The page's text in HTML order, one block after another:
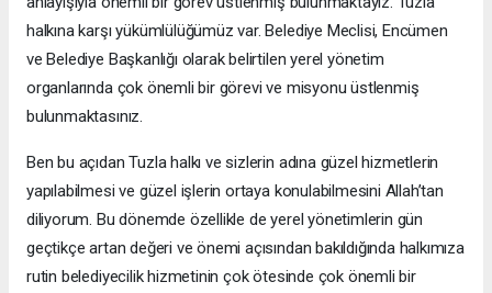
halkına karşı yükümlülüğümüz var. Belediye Meclisi, Encümen
ve Belediye Başkanlığı olarak belirtilen yerel yönetim
organlarında çok önemli bir görevi ve misyonu üstlenmiş
bulunmaktasınız.
Ben bu açıdan Tuzla halkı ve sizlerin adına güzel hizmetlerin
yapılabilmesi ve güzel işlerin ortaya konulabilmesini Allah’tan
diliyorum. Bu dönemde özellikle de yerel yönetimlerin gün
geçtikçe artan değeri ve önemi açısından bakıldığında halkımıza
rutin belediyecilik hizmetinin çok ötesinde çok önemli bir